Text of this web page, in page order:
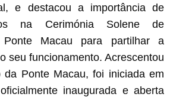
e destacou a importância de
na Cerimónia Solene de
Ponte Macau para partilhar a
seu funcionamento. Acrescentou
da Ponte Macau, foi iniciada em
inaugurada e aberta